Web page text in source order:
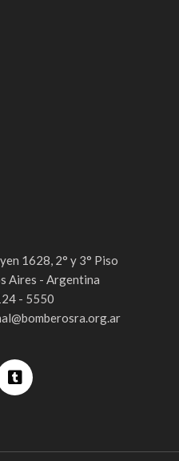
1628, 2° y 3° Piso
Aires - Argentina
- 5550